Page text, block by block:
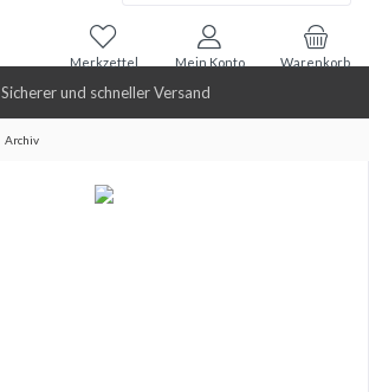
Sicherer und schneller Versand
Warenkorb
Merkzettel Mein Konto
Archiv